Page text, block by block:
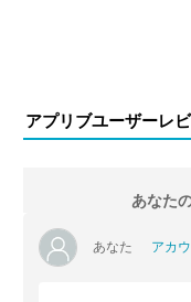
アプリブユーザーレ
あなた
あなた アカ